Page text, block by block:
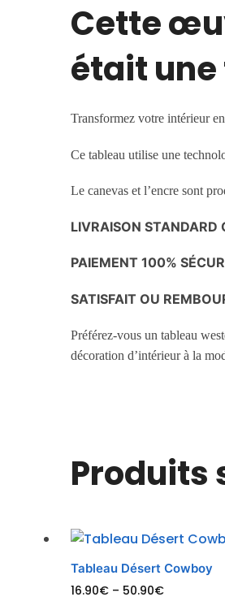
Cette
était une
Transformez votre intérieur
Ce tableau utilise une
Le canevas et l’encre sont
LIVRAISON STANDARD
PAIEMENT 100%
SATISFAIT OU
Préférez-vous un tableau
décoration d’intérieur à la
Produits
Tableau Désert Cowboy
16.90€ – 50.90€